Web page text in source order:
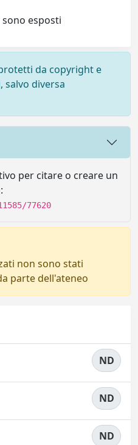
esposti
da copyright e
diversa
per citare o creare un
77620
non sono stati
parte dell'ateneo
ND
ND
ND